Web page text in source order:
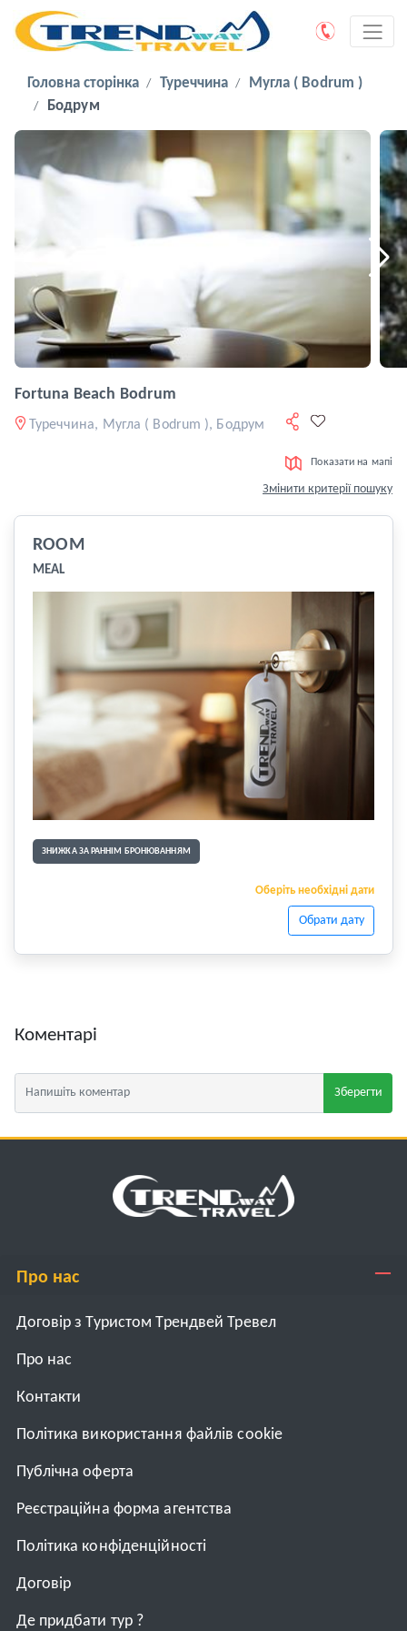
Головна сторінка Туреччина
Мугла ( Bodrum )
Бодрум
Fortuna Beach Bodrum
Туреччина, Мугла ( Bodrum ), Бодрум
Показати на мапі
Змінити критерії пошуку
ROOM
MEAL
ЗНИЖКА ЗА РАННІМ БРОНЮВАННЯМ
Оберіть необхідні дати
Обрати дату
Коментарі
Зберегти
Про нас
Договір з Туристом Трендвей Тревел
Про нас
Контакти
Політика використання файлів cookie
Публічна оферта
Реєстраційна форма агентства
Політика конфіденційності
Договiр
Де придбати тур ?